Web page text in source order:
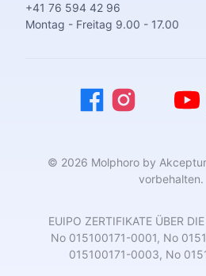
+41 76 594 42 96
Montag - Freitag 9.00 - 17.00
© 2026 Molphoro by
vorbehalten.
EUIPO ZERTIFIKATE ÜBER
No 015100171-0001, No
015100171-0003, No